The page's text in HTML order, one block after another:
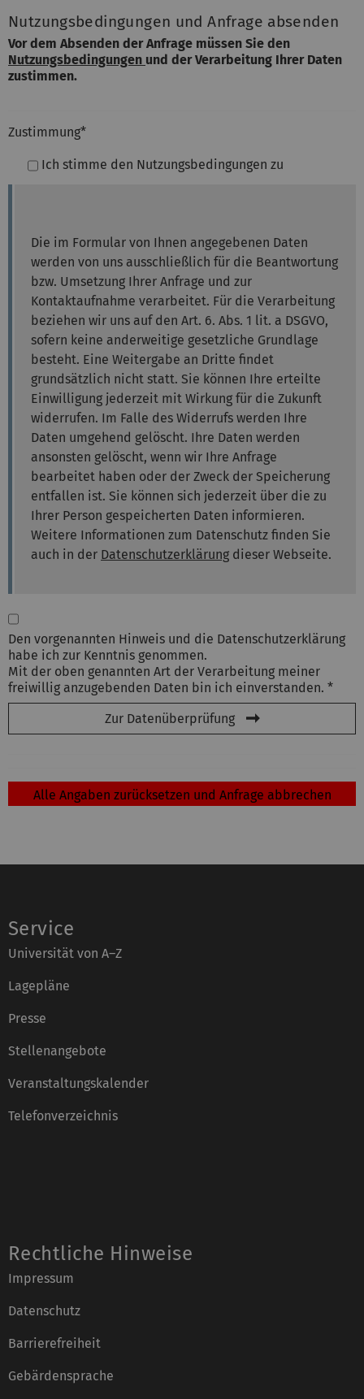
Nutzungsbedingungen und Anfrage absenden
Vor dem Absenden der Anfrage müssen Sie den
Nutzungsbedingungen und der Verarbeitung Ihrer Daten
zustimmen.
Zustimmung*
Ich stimme den Nutzungsbedingungen zu
Die im Formular von Ihnen angegebenen Daten
werden von uns ausschließlich für die Beantwortung
bzw. Umsetzung Ihrer Anfrage und zur
Kontaktaufnahme verarbeitet. Für die Verarbeitung
beziehen wir uns auf den Art. 6. Abs. 1 lit. a DSGVO,
sofern keine anderweitige gesetzliche Grundlage
besteht. Eine Weitergabe an Dritte findet
grundsätzlich nicht statt. Sie können Ihre erteilte
Einwilligung jederzeit mit Wirkung für die Zukunft
widerrufen. Im Falle des Widerrufs werden Ihre
Daten umgehend gelöscht. Ihre Daten werden
ansonsten gelöscht, wenn wir Ihre Anfrage
bearbeitet haben oder der Zweck der Speicherung
entfallen ist. Sie können sich jederzeit über die zu
Ihrer Person gespeicherten Daten informieren.
Weitere Informationen zum Datenschutz finden Sie
auch in der Datenschutzerklärung dieser Webseite.
Den vorgenannten Hinweis und die Datenschutzerklärung
habe ich zur Kenntnis genommen.
Mit der oben genannten Art der Verarbeitung meiner
freiwillig anzugebenden Daten bin ich einverstanden. *
Zur Datenüberprüfung
Service
Universität von A–Z
Lagepläne
Presse
Stellenangebote
Veranstaltungskalender
Telefonverzeichnis
Rechtliche Hinweise
Impressum
Datenschutz
Barrierefreiheit
Gebärdensprache